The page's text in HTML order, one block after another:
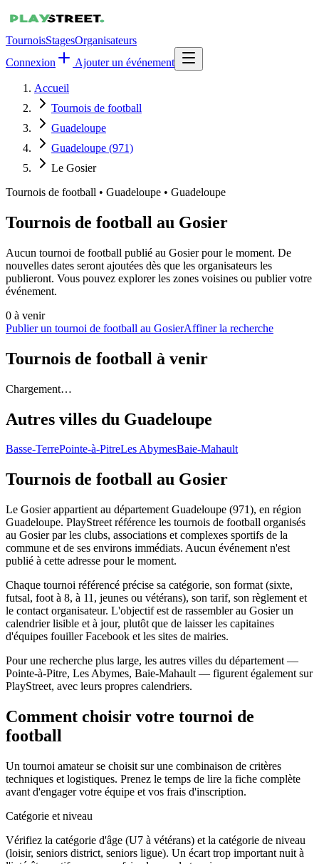
TournoisStagesOrganisateurs
Connexion
Ajouter un événement
Accueil
Tournois de football
Guadeloupe
Guadeloupe (971)
Le Gosier
Tournois de football • Guadeloupe • Guadeloupe
Tournois de football au Gosier
Aucun tournoi de football publié au Gosier pour le moment. De
nouvelles dates seront ajoutées dès que les organisateurs les
publieront. Vous pouvez explorer les zones voisines ou publier votre
événement.
0 à venir
Publier un tournoi de football au GosierAffiner la recherche
Tournois de football à venir
Chargement…
Autres villes du Guadeloupe
Basse-TerrePointe-à-PitreLes AbymesBaie-Mahault
Tournois de football au Gosier
Le Gosier appartient au département Guadeloupe (971), en région
Guadeloupe. PlayStreet référence les tournois de football organisés
au Gosier par les clubs, associations et complexes sportifs de la
commune et de ses environs immédiats. Aucun événement n'est
publié à cette adresse pour le moment.
Chaque tournoi référencé précise sa catégorie, son format (sixte,
futsal, foot à 8, à 11, jeunes ou vétérans), son tarif, son règlement et
le contact organisateur. L'objectif est de rassembler au Gosier un
calendrier lisible et à jour, plutôt que de laisser les capitaines
d'équipes fouiller Facebook et les sites de mairies.
Pour une recherche plus large, les autres villes du département —
Pointe-à-Pitre, Les Abymes, Baie-Mahault — figurent également sur
PlayStreet, avec leurs propres calendriers.
Comment choisir votre tournoi de
football
Un tournoi amateur se choisit sur une combinaison de critères
techniques et logistiques. Prenez le temps de lire la fiche complète
avant d'engager votre équipe et vos frais d'inscription.
Catégorie et niveau
Vérifiez la catégorie d'âge (U7 à vétérans) et la catégorie de niveau
(loisir, seniors district, seniors ligue). Un écart trop important nuit à